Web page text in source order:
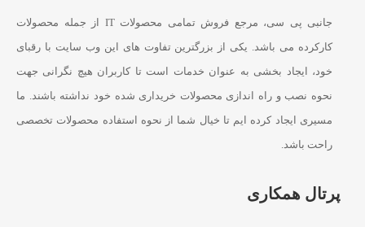
جانبی پی سی، مرجع فروش تمامی محصولات IT از جمله محصولات
کارکرده می باشد. یکی از بزرگترین تفاوت های این وب سایت با رقبای
خود، ایجاد بخشی به عنوان خدمات است تا کاربران هیچ نگرانی جهت
نحوه نصب و راه اندازی محصولات خریداری شده خود نداشته باشند. ما
مسیری ایجاد کرده ایم تا خیال شما از نحوه استفاده محصولات تخصصی
راحت باشد.
پرتال همکاری